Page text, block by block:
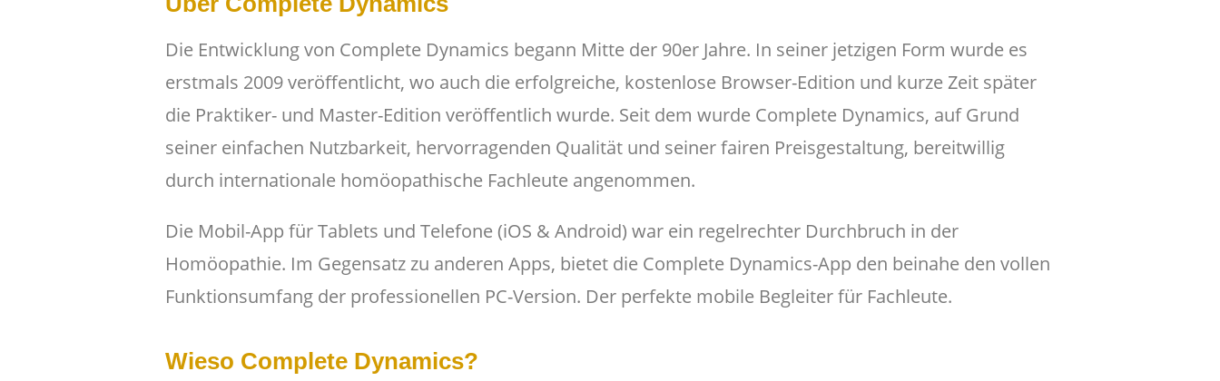
Die Entwicklung von Complete Dynamics begann Mitte der 90er Jahre. In seiner jetzigen Form wurde es
erstmals 2009 veröffentlicht, wo auch die erfolgreiche, kostenlose Browser-Edition und kurze Zeit später
die Praktiker- und Master-Edition veröffentlich wurde. Seit dem wurde Complete Dynamics, auf Grund
seiner einfachen Nutzbarkeit, hervorragenden Qualität und seiner fairen Preisgestaltung, bereitwillig
durch internationale homöopathische Fachleute angenommen.
Die Mobil-App für Tablets und Telefone (iOS & Android) war ein regelrechter Durchbruch in der
Homöopathie. Im Gegensatz zu anderen Apps, bietet die Complete Dynamics-App den beinahe den vollen
Funktionsumfang der professionellen PC-Version. Der perfekte mobile Begleiter für Fachleute.
Wieso Complete Dynamics?